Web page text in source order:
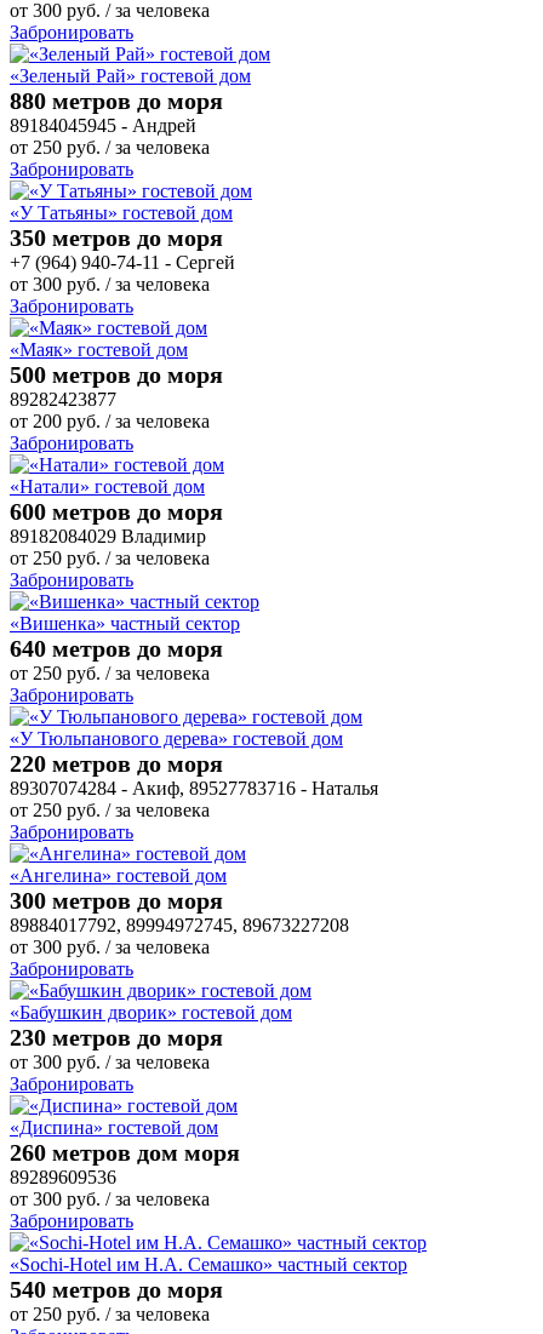
от 300 руб. / за человека
Забронировать
«Зеленый Рай» гостевой дом
880 метров до моря
89184045945 - Андрей
от 250 руб. / за человека
Забронировать
«У Татьяны» гостевой дом
350 метров до моря
+7 (964) 940-74-11 - Сергей
от 300 руб. / за человека
Забронировать
«Маяк» гостевой дом
500 метров до моря
89282423877
от 200 руб. / за человека
Забронировать
«Натали» гостевой дом
600 метров до моря
89182084029 Владимир
от 250 руб. / за человека
Забронировать
«Вишенка» частный сектор
640 метров до моря
от 250 руб. / за человека
Забронировать
«У Тюльпанового дерева» гостевой дом
220 метров до моря
89307074284 - Акиф, 89527783716 - Наталья
от 250 руб. / за человека
Забронировать
«Ангелина» гостевой дом
300 метров до моря
89884017792, 89994972745, 89673227208
от 300 руб. / за человека
Забронировать
«Бабушкин дворик» гостевой дом
230 метров до моря
от 300 руб. / за человека
Забронировать
«Диспина» гостевой дом
260 метров дом моря
89289609536
от 300 руб. / за человека
Забронировать
«Sochi-Hotel им Н.А. Семашко» частный сектор
540 метров до моря
от 250 руб. / за человека